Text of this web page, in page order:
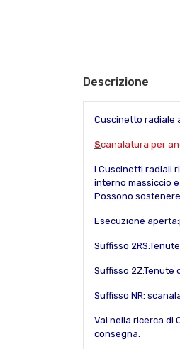
Descrizione
Cuscinetto radiale
Scanalatura per
I Cuscinetti radiali
interno massiccio
Possono
Esecuzione
Suffisso
Suffisso
Suffisso NR:
Vai nella ricerca di
consegna.